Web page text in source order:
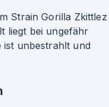
Strain Gorilla Zkittlez
liegt bei ungefähr
ist unbestrahlt und